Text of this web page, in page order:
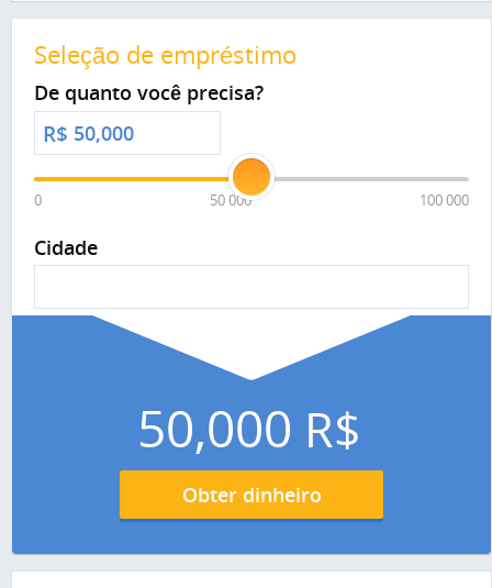
Seleção de empréstimo
De quanto você precisa?
R$
0 50 000 100 000
Cidade
50,000 R$
Obter dinheiro